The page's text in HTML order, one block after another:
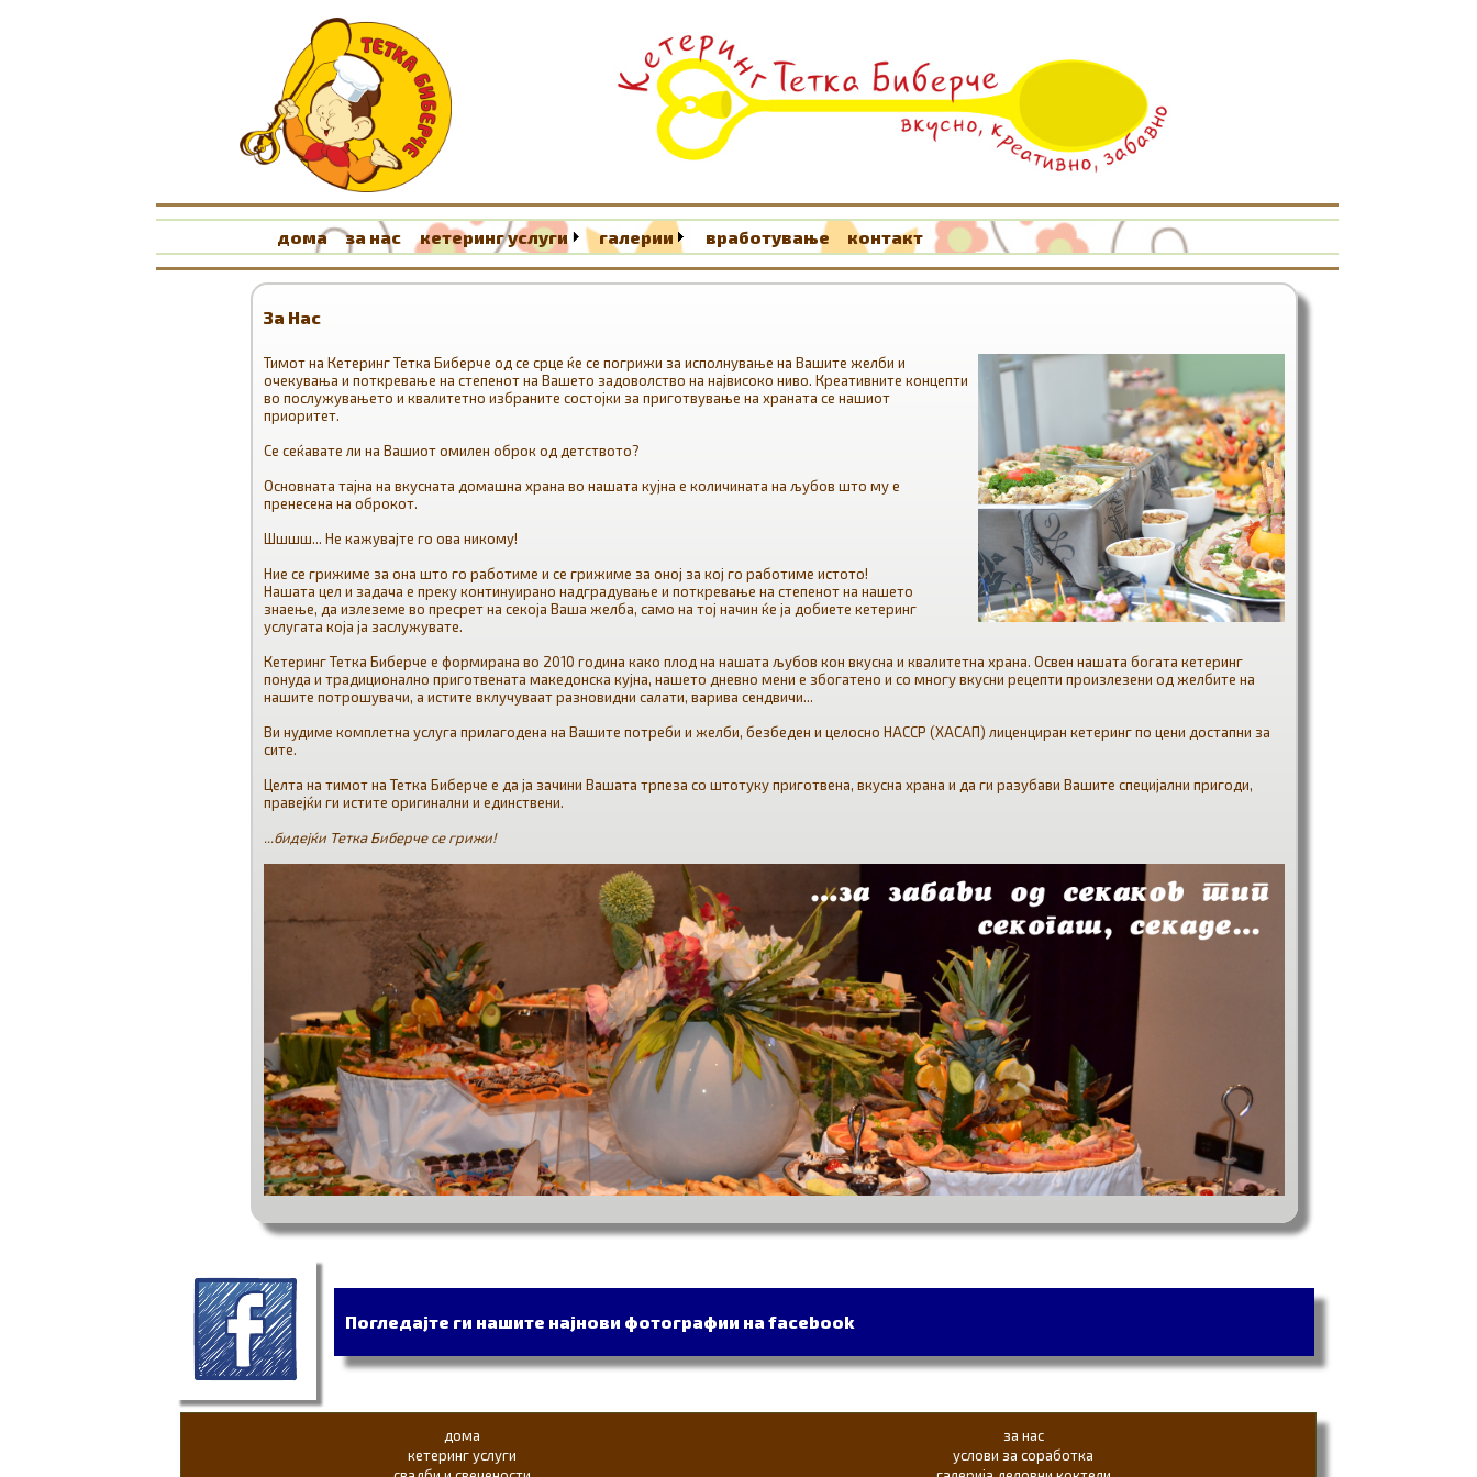
дома за нас кетеринг услуги галерии вработување контакт
За Нас
Тимот на Кетеринг Тетка Биберче од се срце ќе се погрижи за исполнување на Вашите желби и
очекувања и поткревање на степенот на Вашето задоволство на највисоко ниво. Креативните концепти
во послужувањето и квалитетно избраните состојки за приготвување на храната се нашиот
приоритет.
Се сеќавате ли на Вашиот омилен оброк од детството?
Основната тајна на вкусната домашна храна во нашата кујна е количината на љубов што му е
пренесена на оброкот.
Шшшш... Не кажувајте го ова никому!
Ние се грижиме за она што го работиме и се грижиме за оној за кој го работиме истото!
Нашата цел и задача е преку континуирано надградување и поткревање на степенот на нашето
знаење, да излеземе во пресрет на секоја Ваша желба, само на тој начин ќе ја добиете кетеринг
услугата која ја заслужувате.
Кетеринг Тетка Биберче е формирана во 2010 година како плод на нашата љубов кон вкусна и квалитетна храна. Освен нашата богата кетеринг
понуда и традиционално приготвената македонска кујна, нашето дневно мени е збогатено и со многу вкусни рецепти произлезени од желбите на
нашите потрошувачи, а истите вклучуваат разновидни салати, варива сендвичи...
Ви нудиме комплетна услуга прилагодена на Вашите потреби и желби, безбеден и целосно НАССР (ХАСАП) лиценциран кетеринг по цени достапни за
сите.
Целта на тимот на Тетка Биберче е да ја зачини Вашата трпеза со штотуку приготвена, вкусна храна и да ги разубави Вашите специјални пригоди,
правејќи ги истите оригинални и единствени.
...бидејќи Тетка Биберче се грижи!
Погледајте ги нашите најнови фотографии на facebook
дома
кетеринг услуги
за нас
услови за соработка